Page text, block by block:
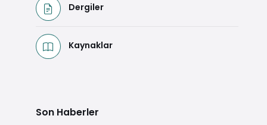
Dergiler
Kaynaklar
Son Haberler